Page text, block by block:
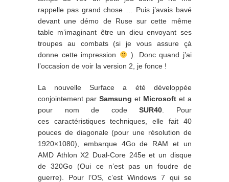
rappelle pas grand chose … Puis j’avais bavé
devant une démo de Ruse sur cette même
table m’imaginant être un dieu envoyant ses
troupes au combats (si je vous assure çà
donne cette impression
). Donc quand j’ai
l’occasion de voir la version 2, je fonce !
La nouvelle Surface a été développée
conjointement par Samsung et Microsoftet a
pour nom de codeSUR40. Pour
ces caractéristiques techniques, elle fait 40
pouces de diagonale (pour une résolution de
1920×1080), embarque 4Go de RAM et un
AMD Athlon X2 Dual-Core 245e et un disque
de 320Go (Oui ce n’est pas un foudre de
guerre). Pour l’OS, c’est Windows 7 qui se